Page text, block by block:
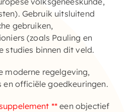
Gebruik uitsluitend
gebruiken,
(zoals Pauling en
studies binnen dit veld.
moderne regelgeving,
officiële goedkeuringen.
**een objectief